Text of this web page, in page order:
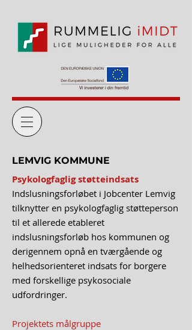
LEMVIG KOMMUNE
Psykologfaglig støtteindsats
Indslusningsforløbet i Jobcenter Lemvig
tilknytter en psykologfaglig støtteperson
til et allerede etableret
indslusningsforløb hos kommunen og
derigennem opnå en tværgående og
helhedsorienteret indsats for borgere
med forskellige psykosociale
udfordringer.
Projektets målgruppe